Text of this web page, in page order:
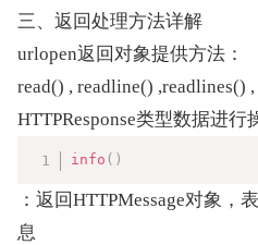
三、返回处理方法详解
urlopen返回对象提供方法：
read() , readline() ,readlines()
HTTPResponse类型数据进行
info ( )
：返回HTTPMessage对象
息